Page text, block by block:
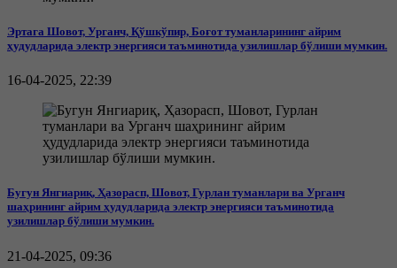
Эртага Шовот, Урганч, Қўшкўпир, Боғот туманларининг айрим
ҳудудларида электр энергияси таъминотида узилишлар бўлиши мумкин.
16-04-2025, 22:39
Бугун Янгиариқ, Ҳазорасп, Шовот, Гурлан туманлари ва Урганч
шаҳрининг айрим ҳудудларида электр энергияси таъминотида
узилишлар бўлиши мумкин.
21-04-2025, 09:36